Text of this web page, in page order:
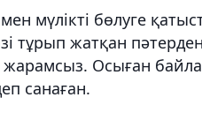
мүлікті бөлуге
тұрып жатқан
жарамсыз. Осыған
санаған.